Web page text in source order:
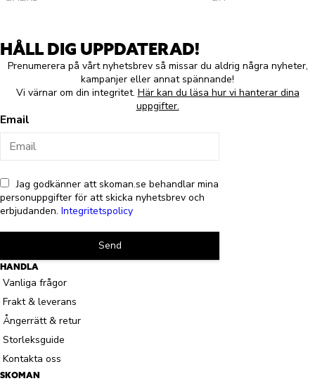
HÅLL DIG UPPDATERAD!
Prenumerera på vårt nyhetsbrev så missar du aldrig några nyheter,
kampanjer eller annat spännande!
Vi värnar om din integritet. Här kan du läsa hur vi hanterar dina
uppgifter.
Email
Jag godkänner att skoman.se behandlar mina
personuppgifter för att skicka nyhetsbrev och
erbjudanden. Integritetspolicy
Send
HANDLA
Vanliga frågor
Frakt & leverans
Ångerrätt & retur
Storleksguide
Kontakta oss
SKOMAN